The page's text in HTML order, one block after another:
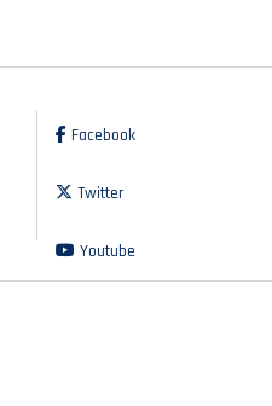
Facebook
Twitter
Youtube